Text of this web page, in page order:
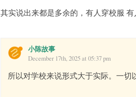
其实说出来都是多余的，有人穿校服
小陈故事
December 17th, 2025 at 05:37 pm
所以对学校来说形式大于实际。一切